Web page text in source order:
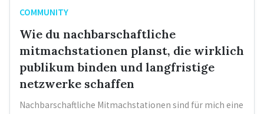
COMMUNITY
Wie du nachbarschaftliche
mitmachstationen planst, die wirklich
publikum binden und langfristige
netzwerke schaffen
Nachbarschaftliche Mitmachstationen sind für mich eine